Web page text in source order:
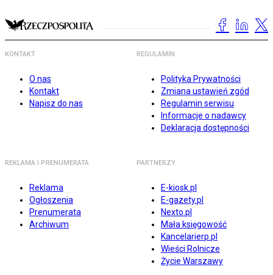
KONTAKT
O nas
Kontakt
Napisz do nas
REGULAMIN
Polityka Prywatności
Zmiana ustawień zgód
Regulamin serwisu
Informacje o nadawcy
Deklaracja dostępności
REKLAMA I PRENUMERATA
Reklama
Ogłoszenia
Prenumerata
Archiwum
PARTNERZY
E-kiosk.pl
E-gazety.pl
Nexto.pl
Mała księgowość
Kancelarierp.pl
Wieści Rolnicze
Życie Warszawy